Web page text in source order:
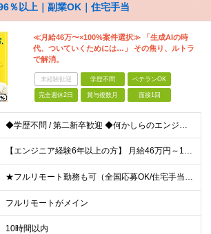
％以上｜副業OK｜住宅手当
≪月給46万〜×100%案件選択≫ 「生成AIの時
代、ついていくためには…」 その焦り、ルトラ
で解消。
未経験歓迎 学歴不問 ベテランOK
完全週休2日 賞与複数月 面接1回
◆学歴不問 / 第二新卒歓迎 ◆何かしらのエンジニア経験をお持ちの方 （言語・期間・フェーズ不問） 経験浅めの方も遠慮なくご応募ください！ ■入社前Q＆A ────── ◎実力に見合った報酬が手に
【エンジニア経験6年以上の方】 月給46万円～100万円（固定残業代含む） ※上記月給には月30時間分の固定残業代（月8万7,400円～月19万円）を含む。超過分は全額支給。 【エンジニア経験4年以
★フルリモート勤務も可（全国応募OK/住宅手当を支給します） ※案件によって常駐が必要になる場合があります。 ※希望がない限り、転勤はありません ※U・Iターン歓迎 ★ルトラの社員は全国各地で活躍中
フルリモートがメイン
10時間以内